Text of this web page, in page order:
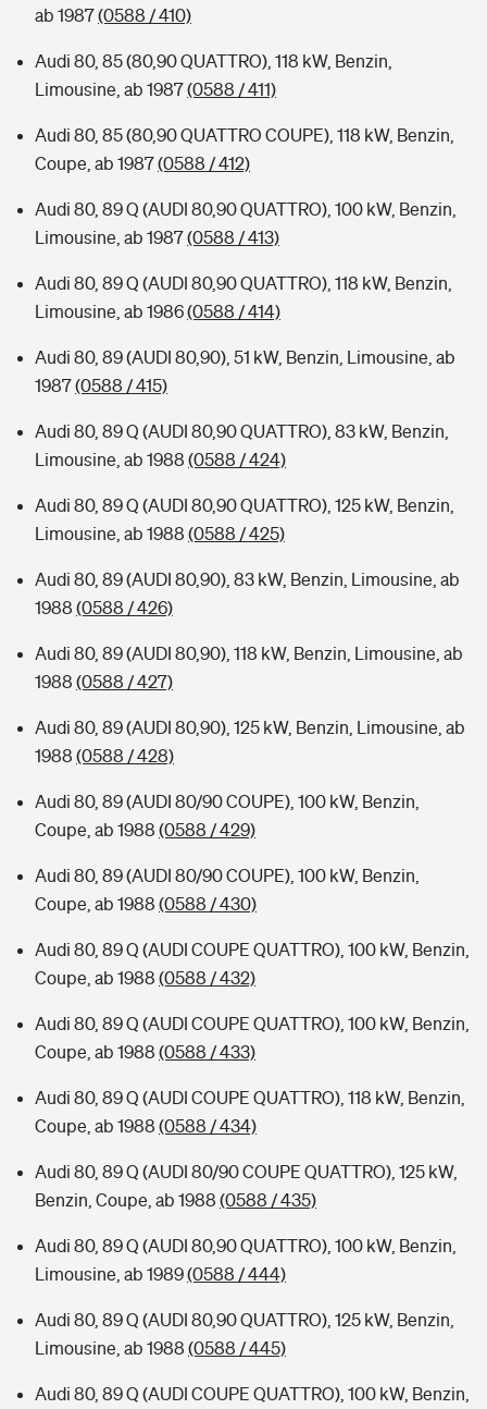
ab 1987(0588 / 410)
Audi 80, 85 (80,90 QUATTRO), 118 kW, Benzin,
Limousine, ab 1987(0588 / 411)
Audi 80, 85 (80,90 QUATTRO COUPE), 118 kW, Benzin,
Coupe, ab 1987(0588 / 412)
Audi 80, 89 Q (AUDI 80,90 QUATTRO), 100 kW, Benzin,
Limousine, ab 1987(0588 / 413)
Audi 80, 89 Q (AUDI 80,90 QUATTRO), 118 kW, Benzin,
Limousine, ab 1986(0588 / 414)
Audi 80, 89 (AUDI 80,90), 51 kW, Benzin, Limousine, ab
1987(0588 / 415)
Audi 80, 89 Q (AUDI 80,90 QUATTRO), 83 kW, Benzin,
Limousine, ab 1988 (0588 / 424)
Audi 80, 89 Q (AUDI 80,90 QUATTRO), 125 kW, Benzin,
Limousine, ab 1988 (0588 / 425)
Audi 80, 89 (AUDI 80,90), 83 kW, Benzin, Limousine, ab
1988 (0588 / 426)
Audi 80, 89 (AUDI 80,90), 118 kW, Benzin, Limousine, ab
1988 (0588 / 427)
Audi 80, 89 (AUDI 80,90), 125 kW, Benzin, Limousine, ab
1988 (0588 / 428)
Audi 80, 89 (AUDI 80/90 COUPE), 100 kW, Benzin,
Coupe, ab 1988 (0588 / 429)
Audi 80, 89 (AUDI 80/90 COUPE), 100 kW, Benzin,
Coupe, ab 1988 (0588 / 430)
Audi 80, 89 Q (AUDI COUPE QUATTRO), 100 kW, Benzin,
Coupe, ab 1988 (0588 / 432)
Audi 80, 89 Q (AUDI COUPE QUATTRO), 100 kW, Benzin,
Coupe, ab 1988 (0588 / 433)
Audi 80, 89 Q (AUDI COUPE QUATTRO), 118 kW, Benzin,
Coupe, ab 1988 (0588 / 434)
Audi 80, 89 Q (AUDI 80/90 COUPE QUATTRO), 125 kW,
Benzin, Coupe, ab 1988 (0588 / 435)
Audi 80, 89 Q (AUDI 80,90 QUATTRO), 100 kW, Benzin,
Limousine, ab 1989(0588 / 444)
Audi 80, 89 Q (AUDI 80,90 QUATTRO), 125 kW, Benzin,
Limousine, ab 1988 (0588 / 445)
Audi 80, 89 Q (AUDI COUPE QUATTRO), 100 kW, Benzin,